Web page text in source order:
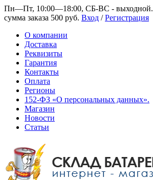
Пн—Пт, 10:00—18:00, СБ-ВС - выходной.
сумма заказа 500 руб. Вход /Регистрация
О компании
Доставка
Реквизиты
Гарантия
Контакты
Оплата
Регионы
152-ФЗ «О персональных данных».
Магазин
Новости
Статьи